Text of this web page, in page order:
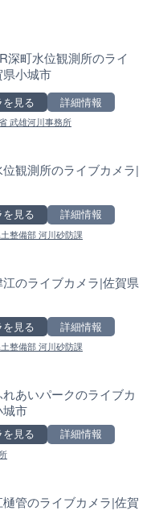
深町水位観測所のライ
小城市
を見る 詳細情報
武雄河川事務所
観測所のライブカメラ|
を見る 詳細情報
整備部 河川砂防課
のライブカメラ|佐賀県
を見る 詳細情報
整備部 河川砂防課
あいパークのライブカ
城市
を見る 詳細情報
管のライブカメラ|佐賀
Leaflet|©GoogleMap